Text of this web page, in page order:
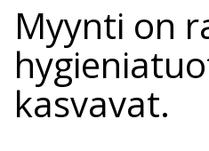
Myynti on
kasvavat.